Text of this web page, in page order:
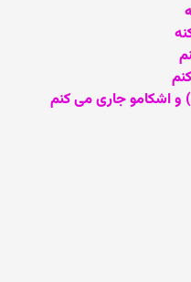
و اشکامو جاری می کنم